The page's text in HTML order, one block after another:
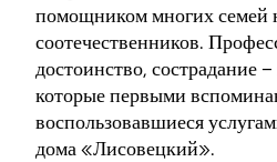
помощником многих семей
соотечественников.
достоинство, сострадание –
которые первыми
воспользовавшиеся
дома «Лисовецкий».